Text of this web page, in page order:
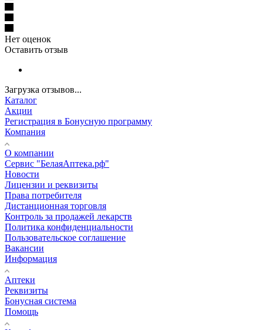
Нет оценок
Оставить отзыв
Загрузка отзывов...
Каталог
Акции
Регистрация в Бонусную программу
Компания
О компании
Сервис "БелаяАптека.рф"
Новости
Лицензии и реквизиты
Права потребителя
Дистанционная торговля
Контроль за продажей лекарств
Политика конфиденциальности
Пользовательское соглашение
Вакансии
Информация
Аптеки
Реквизиты
Бонусная система
Помощь